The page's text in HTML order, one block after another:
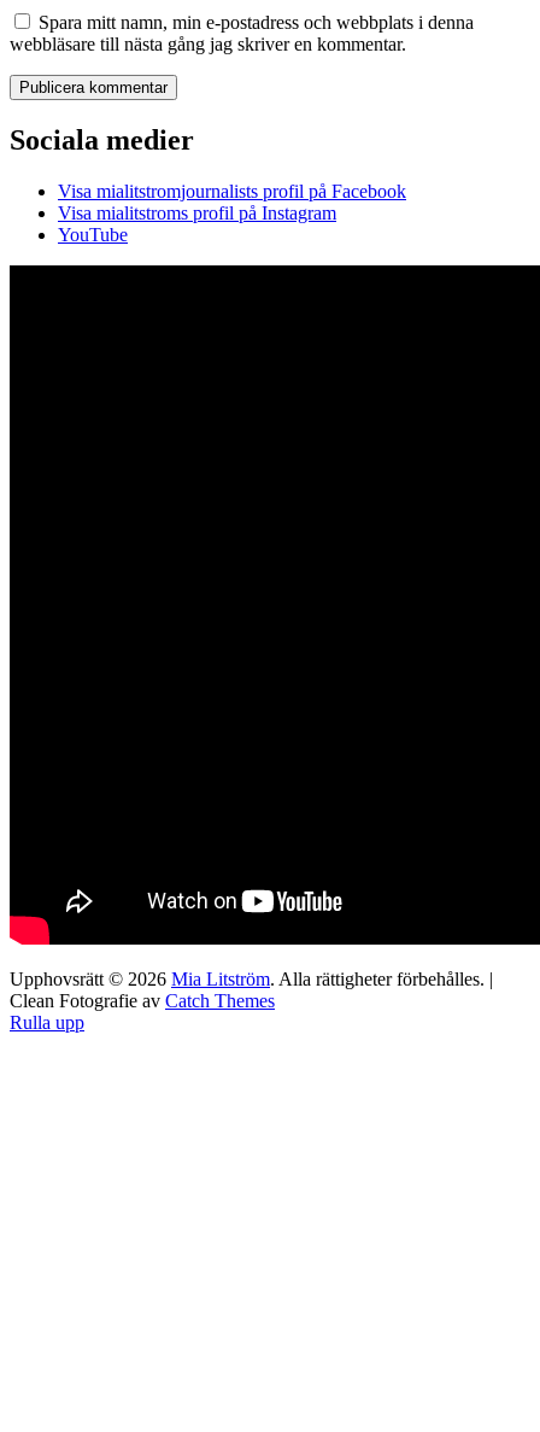
Spara mitt namn, min e-postadress och webbplats i denna
webbläsare till nästa gång jag skriver en kommentar.
Sociala medier
Visa mialitstromjournalists profil på Facebook
Visa mialitstroms profil på Instagram
YouTube
Upphovsrätt © 2026 Mia Litström. Alla rättigheter förbehålles. |
Clean Fotografie av Catch Themes
Rulla upp